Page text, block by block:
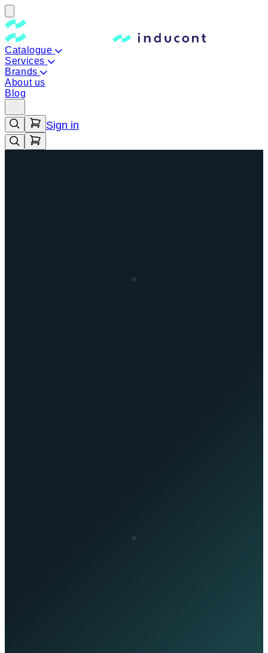
Catalogue
Services
Brands
About us
Blog
Sign in